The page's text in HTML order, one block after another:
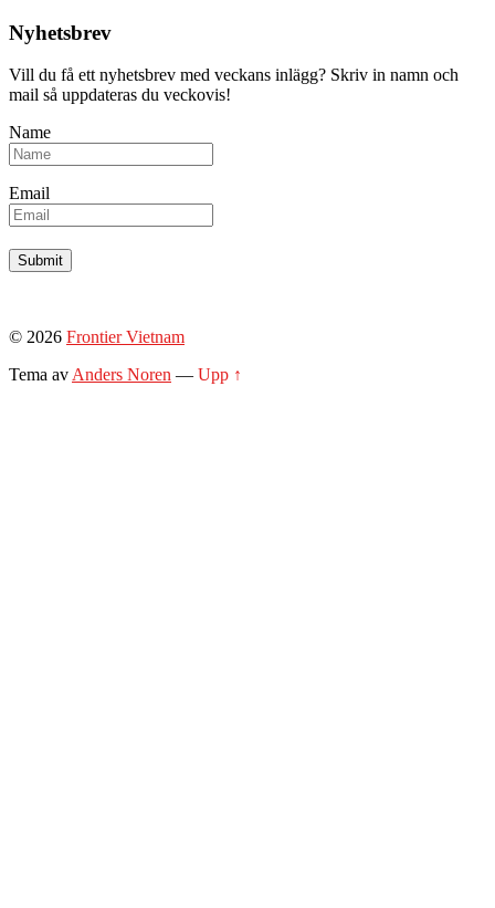
Nyhetsbrev
Vill du få ett nyhetsbrev med veckans inlägg? Skriv in namn och
mail så uppdateras du veckovis!
Name
Email
© 2026 Frontier Vietnam
Tema avAnders Noren — Upp ↑